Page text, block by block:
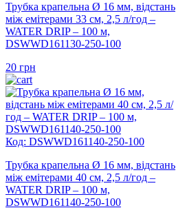
Трубка крапельна Ø 16 мм, відстань
між емітерами 33 см, 2,5 л/год –
WATER DRIP – 100 м,
DSWWD161130-250-100
20 грн
Код: DSWWD161140-250-100
Трубка крапельна Ø 16 мм, відстань
між емітерами 40 см, 2,5 л/год –
WATER DRIP – 100 м,
DSWWD161140-250-100